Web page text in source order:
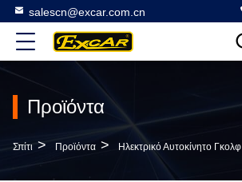
salescn@excar.com.cn
Προϊόντα
Σπίτι > Προϊόντα > Ηλεκτρικό Αυτοκίνητο Γκολφ